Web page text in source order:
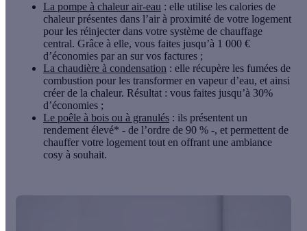
La pompe à chaleur air-eau : elle utilise les calories de
chaleur présentes dans l’air à proximité de votre logement
pour les réinjecter dans votre système de chauffage
central. Grâce à elle, vous faites jusqu’à 1 000 €
d’économies par an sur vos factures ;
La chaudière à condensation : elle récupère les fumées de
combustion pour les transformer en vapeur d’eau, et ainsi
créer de la chaleur. Résultat : vous faites jusqu’à 30%
d’économies ;
Le poêle à bois ou à granulés : ils présentent un
rendement élevé* - de l’ordre de 90 % -, et permettent de
chauffer votre logement tout en offrant une ambiance
cosy à souhait.